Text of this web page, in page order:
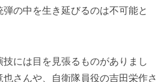
の中を生き延びるのは不可能と
には目を見張るものがありまし
さんや、自衛隊員役の吉田栄作さ